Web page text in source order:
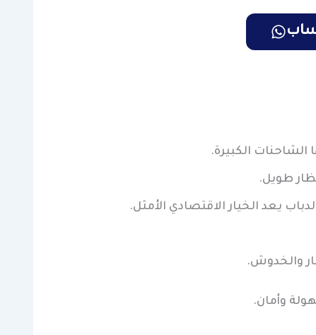
الشاحنات الكبيرة.
طويل.
يعد الخيار الاقتصادي الأمثل.
والخدوش.
وأمان.